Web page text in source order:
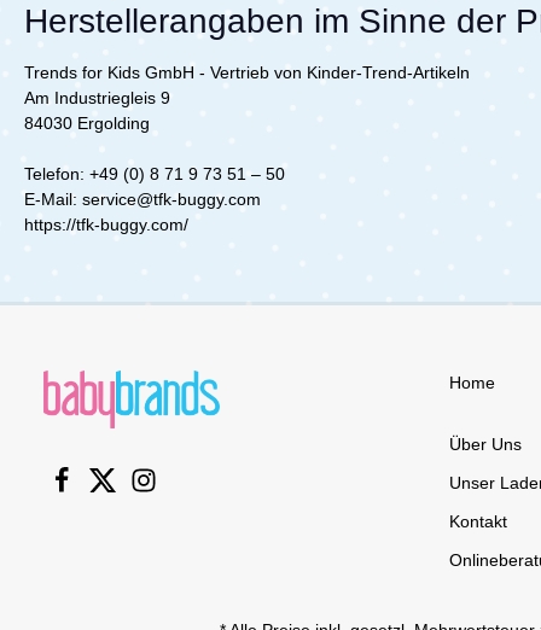
und den
sichere
Herstellerangaben im Sinne der
Trends for Kids GmbH - Vertrieb von Kinder-Trend-Artikeln
Am Industriegleis 9
84030 Ergolding
Telefon: +49 (0) 8 71 9 73 51 – 50
E‐Mail: service@tfk-buggy.com
https://tfk-buggy.com/
Home
Über Uns
Unser
Kontakt